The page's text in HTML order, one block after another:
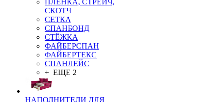
ПЛЁНКА, СТРЕЙЧ,
СКОТЧ
СЕТКА
СПАНБОНД
СТЁЖКА
ФАЙБЕРСПАН
ФАЙБЕРТЕКС
СПАНЛЕЙС
+ ЕЩЕ 2
НАПОЛНИТЕЛИ ДЛЯ